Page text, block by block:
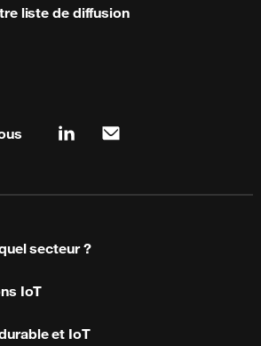
liste de diffusion
linkedinmail
secteur ?
IoT
et IoT